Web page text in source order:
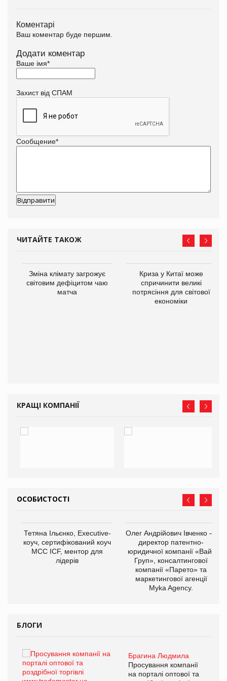
Коментарі
Ваш коментар буде першим.
Додати коментар
Ваше імя*
Захист від СПАМ
Сообщение*
ЧИТАЙТЕ ТАКОЖ
Зміна клімату загрожує
світовим дефіцитом чаю
матча
Криза у Китаї може
спричинити великі
потрясіння для світової
економіки
КРАЩІ КОМПАНІЇ
ОСОБИСТОСТІ
Тетяна Ільєнко, Executive-
коуч, сертифікований коуч
МСС ICF, ментор для
лідерів
Олег Андрійович Івченко —
директор патентно-
юридичної компанії «Вайз
Груп», консалтингової
компанії «Парето» та
маркетингової агенції
Myka Agency.
БЛОГИ
Брагина Людмила
Просування компанії
на порталі оптової та